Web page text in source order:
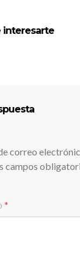
interesarte
correo
campos
*